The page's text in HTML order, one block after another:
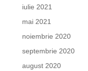
iulie 2021
mai 2021
noiembrie 2020
septembrie 2020
august 2020